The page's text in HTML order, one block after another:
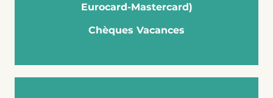
Eurocard-Mastercard)
Chèques Vacances